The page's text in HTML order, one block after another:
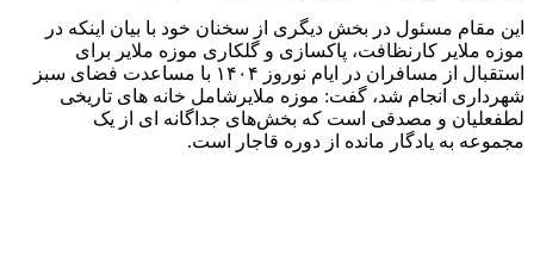
این مقام مسئول در بخش دیگری از سخنان خود با بیان اینکه در
موزه ملایر کارنظافت، پاکسازی و گلکاری موزه ملایر برای
استقبال از مسافران در ایام نوروز ۱۴۰۴ با مساعدت فضای سبز
شهرداری انجام شد، گفت: موزه ملایرشامل خانه های تاریخی
لطفعلیان و مصدقی است که بخش‌های جداگانه ای از یک
مجموعه ‌به یادگار مانده از دوره قاجار است.